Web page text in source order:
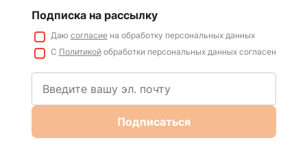
Подписка на рассылку
Даю согласиена обработку персональных данных
С Политикойобработки персональных данных согласен
Подписаться